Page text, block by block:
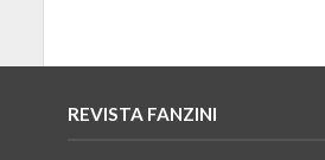
REVISTA FANZINI